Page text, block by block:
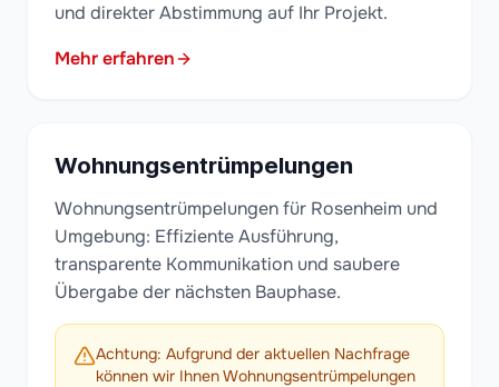
und direkter Abstimmung auf Ihr Projekt.
Mehr erfahren
Wohnungsentrümpelungen
Wohnungsentrümpelungen für Rosenheim und
Umgebung: Effiziente Ausführung,
transparente Kommunikation und saubere
Übergabe der nächsten Bauphase.
Achtung: Aufgrund der aktuellen Nachfrage
können wir Ihnen Wohnungsentrümpelungen